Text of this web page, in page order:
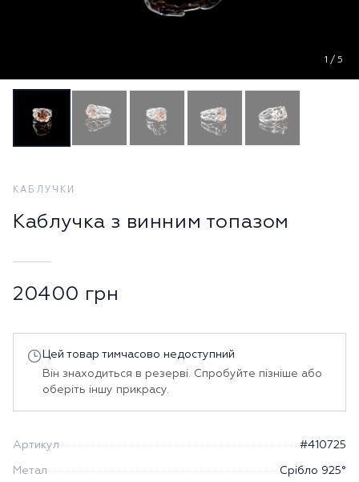
1 / 5
КАБЛУЧКИ
Каблучка з винним топазом
20400 грн
Цей товар тимчасово недоступний
Він знаходиться в резерві. Спробуйте пізніше або
оберіть іншу прикрасу.
Артикул #410725
Метал Срібло 925°